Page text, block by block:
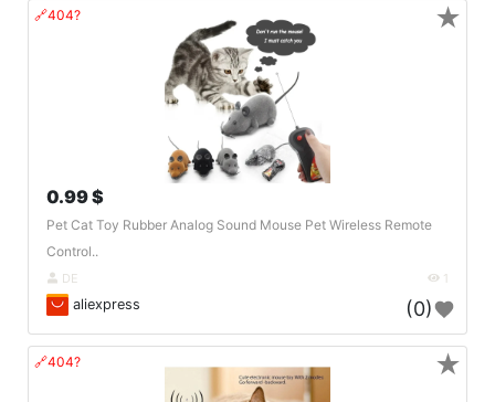
🔗404?
0.99 $
Pet Cat Toy Rubber Analog Sound Mouse Pet Wireless Remote
Control..
DE 1
aliexpress (0)
★
🔗404? ★